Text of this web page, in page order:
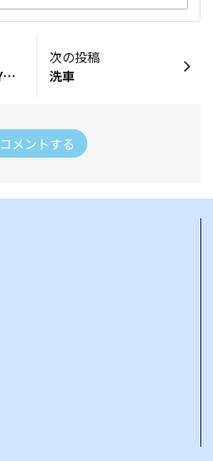
洗車アイテムのDIYなどなど…
次の投稿
洗車
コメントする